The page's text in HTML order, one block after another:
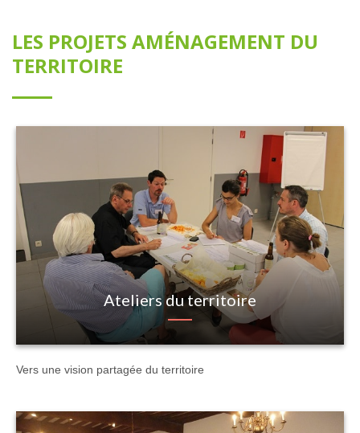
LES PROJETS AMÉNAGEMENT DU
TERRITOIRE
Ateliers du territoire
Vers une vision partagée du territoire